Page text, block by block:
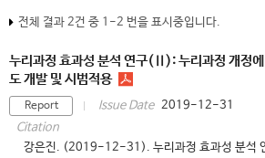
전체 결과 2건 중 1-2 번을 표시중입니다.
누리과정 효과성 분석 연구(Ⅱ): 누리과정 개정
도 개발 및 시범적용
Report Issue Date 2019-12-31
Citation
강은진. (2019-12-31). 누리과정 효과성 분석